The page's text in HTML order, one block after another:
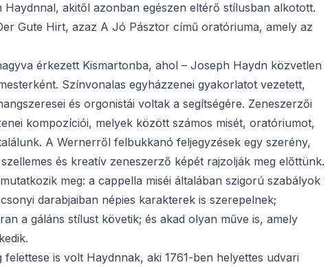
akitől azonban egészen eltérő stílusban alkotott.
Gute Hirt, azaz A Jó Pásztor című oratóriuma, amely az
érkezett Kismartonba, ahol – Joseph Haydn közvetlen
Színvonalas egyházzenei gyakorlatot vezetett,
és orgonistái voltak a segítségére. Zeneszerzői
kompozíciói, melyek között számos misét, oratóriumot,
A Wernerről felbukkanó feljegyzések egy szerény,
és kreatív zeneszerző képét rajzolják meg előttünk.
meg: a cappella miséi általában szigorú szabályok
darabjaiban népies karakterek is szerepelnek;
a gáláns stílust követik; és akad olyan műve is, amely
is volt Haydnnak, aki 1761-ben helyettes udvari